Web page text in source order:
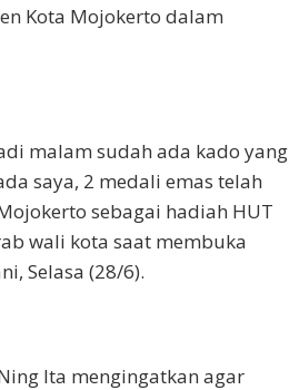
Kota Mojokerto dalam
malam sudah ada kado yang
saya, 2 medali emas telah
sebagai hadiah HUT
wali kota saat membuka
Selasa (28/6).
Ita mengingatkan agar